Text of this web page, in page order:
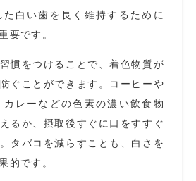
白い歯を長く維持するために
要です。
慣をつけることで、着色物質が
ぐことができます。コーヒーや
レーなどの色素の濃い飲食物
るか、摂取後すぐに口をすすぐ
タバコを減らすことも、白さを
的です。